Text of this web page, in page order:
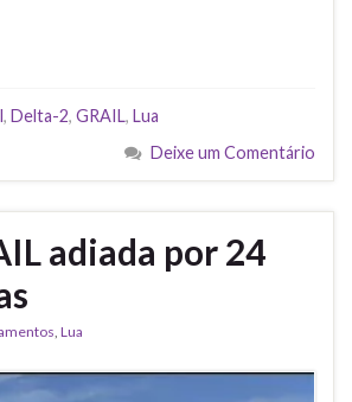
, Delta-2, GRAIL, Lua
Deixe um Comentário
adiada por 24
Lua